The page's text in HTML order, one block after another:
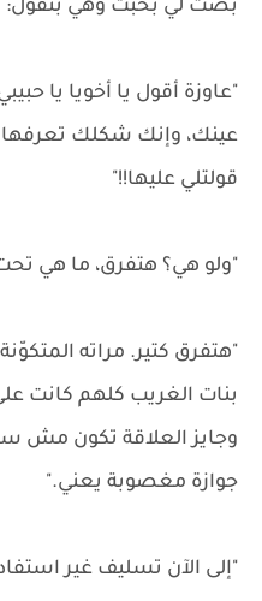
بصّت لي بخبث وهي بتقول:
"عاوزة أقول يا أخويا يا
عينك، وإنك شكلك
قولتلي عليها!!"
"ولو هي؟ هتفرق، ما هي
"هتفرق كتير. مراته
بنات الغريب كلهم كانت
وجايز العلاقة تكون مش
جوازة مغصوبة يعني."
"إلى الآن تسليف غير